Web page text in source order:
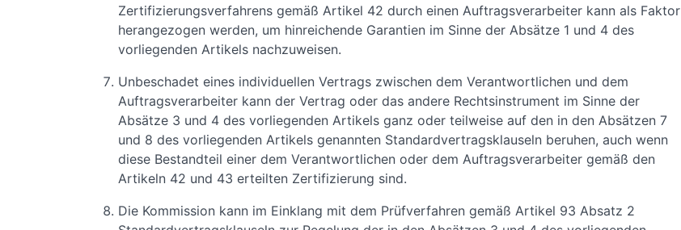
Zertifizierungsverfahrens gemäß Artikel 42 durch einen Auftragsverarbeiter kann als Faktor
herangezogen werden, um hinreichende Garantien im Sinne der Absätze 1 und 4 des
vorliegenden Artikels nachzuweisen.
Unbeschadet eines individuellen Vertrags zwischen dem Verantwortlichen und dem
Auftragsverarbeiter kann der Vertrag oder das andere Rechtsinstrument im Sinne der
Absätze 3 und 4 des vorliegenden Artikels ganz oder teilweise auf den in den Absätzen 7
und 8 des vorliegenden Artikels genannten Standardvertragsklauseln beruhen, auch wenn
diese Bestandteil einer dem Verantwortlichen oder dem Auftragsverarbeiter gemäß den
Artikeln 42 und 43 erteilten Zertifizierung sind.
Die Kommission kann im Einklang mit dem Prüfverfahren gemäß Artikel 93 Absatz 2